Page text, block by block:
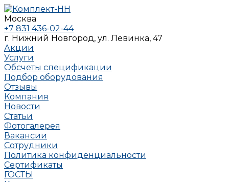
Москва
+7 831 436-02-44
г. Нижний Новгород, ул. Левинка, 47
Акции
Услуги
Обсчеты спецификации
Подбор оборудования
Отзывы
Компания
Новости
Статьи
Фотогалерея
Вакансии
Сотрудники
Политика конфиденциальности
Сертификаты
ГОСТЫ